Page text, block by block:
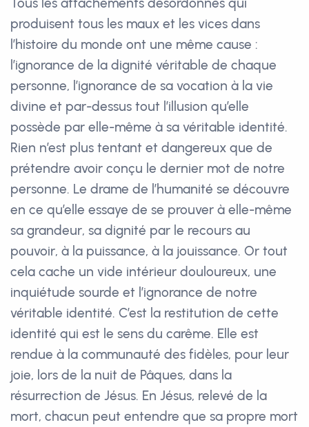
Tous les attachements désordonnés qui
produisent tous les maux et les vices dans
l’histoire du monde ont une même cause :
l’ignorance de la dignité véritable de chaque
personne, l’ignorance de sa vocation à la vie
divine et par-dessus tout l’illusion qu’elle
possède par elle-même à sa véritable identité.
Rien n’est plus tentant et dangereux que de
prétendre avoir conçu le dernier mot de notre
personne. Le drame de l’humanité se découvre
en ce qu’elle essaye de se prouver à elle-même
sa grandeur, sa dignité par le recours au
pouvoir, à la puissance, à la jouissance. Or tout
cela cache un vide intérieur douloureux, une
inquiétude sourde et l’ignorance de notre
véritable identité. C’est la restitution de cette
identité qui est le sens du carême. Elle est
rendue à la communauté des fidèles, pour leur
joie, lors de la nuit de Pâques, dans la
résurrection de Jésus. En Jésus, relevé de la
mort, chacun peut entendre que sa propre mort